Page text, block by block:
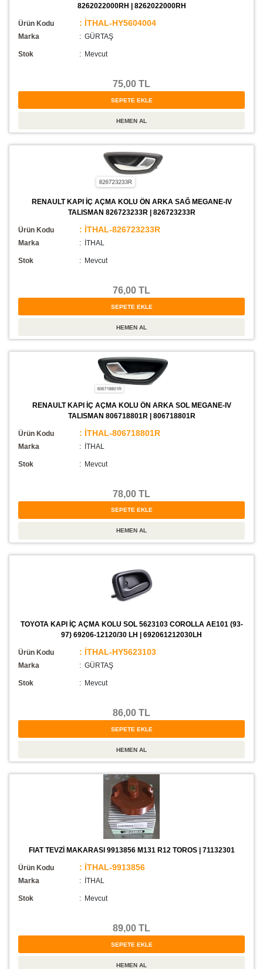
8262022000RH | 8262022000RH
Ürün Kodu : İTHAL-HY5604004
Marka : GÜRTAŞ
Stok : Mevcut
75,00 TL
RENAULT KAPI İÇ AÇMA KOLU ÖN ARKA SAĞ MEGANE-IV
TALISMAN 826723233R | 826723233R
Ürün Kodu : İTHAL-826723233R
Marka : İTHAL
Stok : Mevcut
76,00 TL
RENAULT KAPI İÇ AÇMA KOLU ÖN ARKA SOL MEGANE-IV
TALISMAN 806718801R | 806718801R
Ürün Kodu : İTHAL-806718801R
Marka : İTHAL
Stok : Mevcut
78,00 TL
TOYOTA KAPI İÇ AÇMA KOLU SOL 5623103 COROLLA AE101 (93-
97) 69206-12120/30 LH | 692061212030LH
Ürün Kodu : İTHAL-HY5623103
Marka : GÜRTAŞ
Stok : Mevcut
86,00 TL
FIAT TEVZİ MAKARASI 9913856 M131 R12 TOROS | 71132301
Ürün Kodu : İTHAL-9913856
Marka : İTHAL
Stok : Mevcut
89,00 TL